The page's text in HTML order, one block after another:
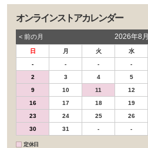
オンラインストアカレンダー
< 前の⽉ 2026年8月
日 月 火 水
-
- - -
2
3 4 5
9
10 11 12
16
17 18 19
23
24 25 26
30
31 - -
定休日